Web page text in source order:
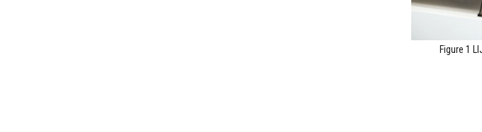
Figure 1